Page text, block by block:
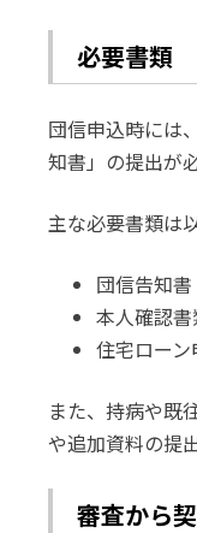
必要書類
団信申込時には
知書」の提出が
主な必要書類は
団信告知書
本人確認
住宅ロー
また、持病や既
や追加資料の提
審査から